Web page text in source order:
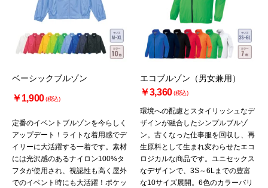
ベーシックブルゾン
￥1,900(税込)
定番のイベントブルゾンを今らしく
アップデート！ライトな着用感でデ
イリーに大活躍する一着です。素材
には光沢感のあるナイロン100%タ
フタが使用され、視認性も高く屋外
でのイベント時にも大活躍！ポケッ
エコブルゾン（男女兼用）
￥3,360(税込)
環境への配慮とスタイリッシュなデ
ザインが融合したシンプルブルゾ
ン。古くなった仕事服を回収し、再
生原料として生まれ変わらせたエコ
ロジカルな商品です。ユニセックス
なデザインで、3S～6Lまでの豊富
な10サイズ展開。6色のカラーバリ